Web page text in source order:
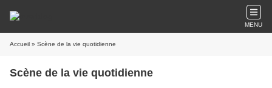
MENU
Accueil » Scène de la vie quotidienne
Scène de la vie quotidienne